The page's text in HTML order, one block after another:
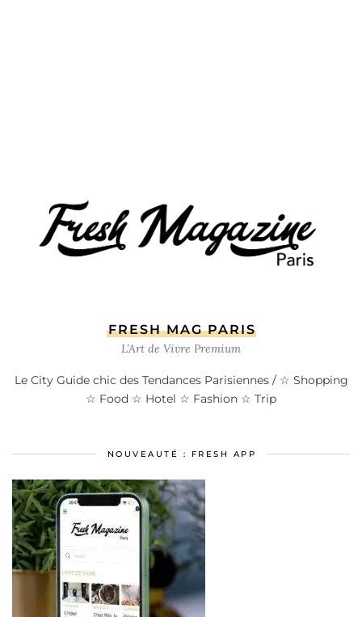
FRESH MAG PARIS
L’Art de Vivre Premium
Le City Guide chic des Tendances Parisiennes / ☆ Shopping
☆ Food ☆ Hotel ☆ Fashion ☆ Trip
NOUVEAUTÉ : FRESH APP